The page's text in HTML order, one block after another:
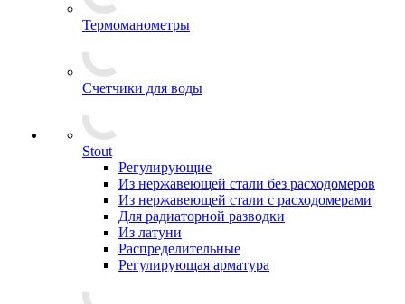
Термоманометры
Счетчики для воды
Stout
Регулирующие
Из нержавеющей стали без расходомеров
Из нержавеющей стали с расходомерами
Для радиаторной разводки
Из латуни
Распределительные
Регулирующая арматура